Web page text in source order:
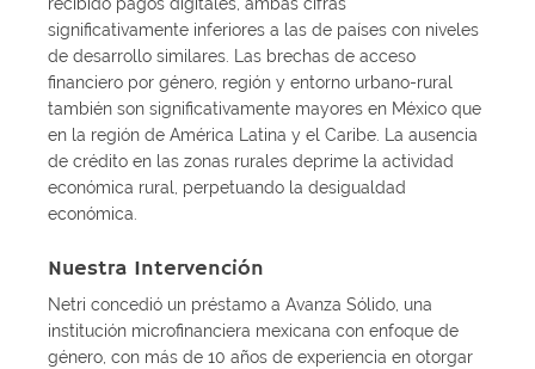
recibido pagos digitales, ambas cifras
significativamente inferiores a las de países con niveles
de desarrollo similares. Las brechas de acceso
financiero por género, región y entorno urbano-rural
también son significativamente mayores en México que
en la región de América Latina y el Caribe. La ausencia
de crédito en las zonas rurales deprime la actividad
económica rural, perpetuando la desigualdad
económica.
Nuestra Intervención
Netri concedió un préstamo a Avanza Sólido, una
institución microfinanciera mexicana con enfoque de
género, con más de 10 años de experiencia en otorgar